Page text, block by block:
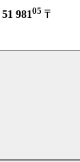
51 98105 ₸